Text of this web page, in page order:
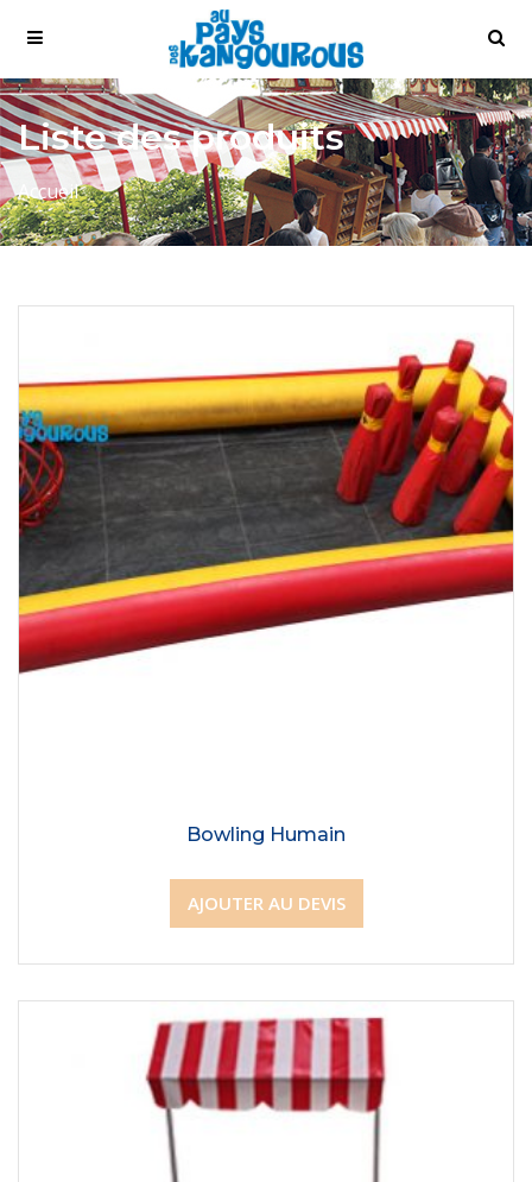
Liste des produits
Accueil
Bowling Humain
AJOUTER AU DEVIS